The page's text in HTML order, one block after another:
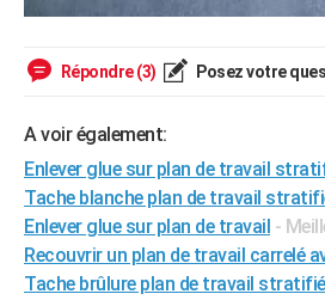
Répondre (3) Posez votre
A voir également:
Enlever glue sur plan de travail
Tache blanche plan de travail
Enlever glue sur plan de travail -
Recouvrir un plan de travail carrelé
Tache brûlure plan de travail stratifié